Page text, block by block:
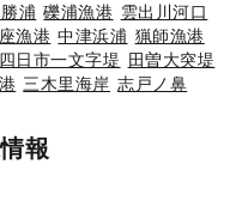
浦 礫浦漁港 雲出川河口
漁港 中津浜浦 猟師漁港
四日市一文字堤 田曽大突堤
三木里海岸 志戸ノ鼻
報